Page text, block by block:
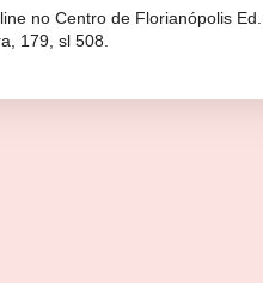
no Centro de Florianópolis
179, sl 508.